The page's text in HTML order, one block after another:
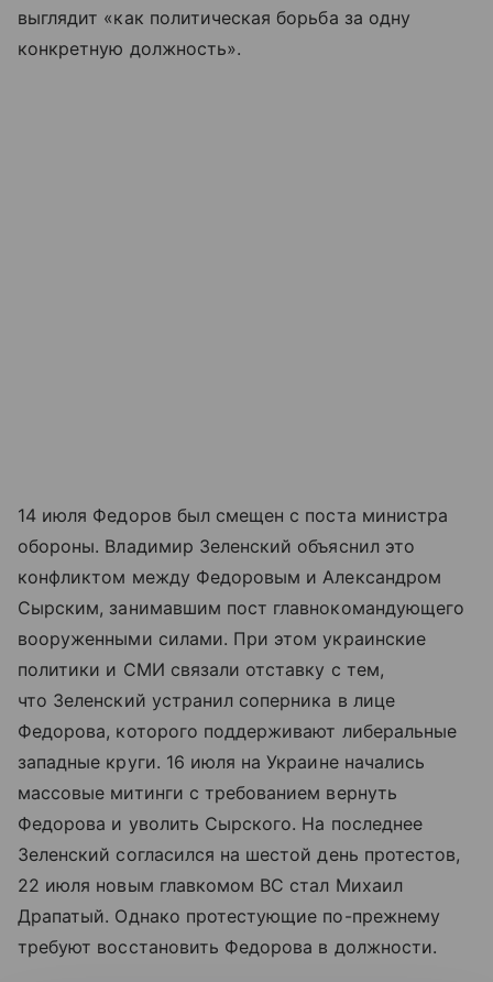
выглядит «как политическая борьба за одну
конкретную должность».
14 июля Федоров был смещен с поста министра
обороны. Владимир Зеленский объяснил это
конфликтом между Федоровым и Александром
Сырским, занимавшим пост главнокомандующего
вооруженными силами. При этом украинские
политики и СМИ связали отставку с тем,
что Зеленский устранил соперника в лице
Федорова, которого поддерживают либеральные
западные круги. 16 июля на Украине начались
массовые митинги с требованием вернуть
Федорова и уволить Сырского. На последнее
Зеленский согласился на шестой день протестов,
22 июля новым главкомом ВС стал Михаил
Драпатый. Однако протестующие по-прежнему
требуют восстановить Федорова в должности.